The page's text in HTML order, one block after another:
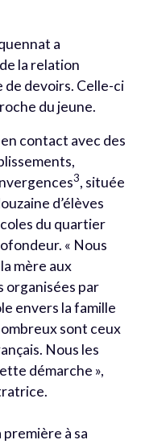
a
la relation
devoirs. Celle-ci
du jeune.
contact avec des
3, située
d’élèves
du quartier
« Nous
mère aux
organisées par
envers la famille
sont ceux
Nous les
démarche »,
à sa